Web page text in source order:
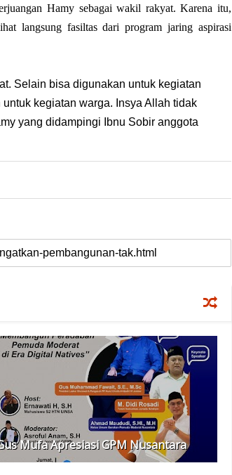
Hamy sebagai wakil rakyat. Karena itu,
langsung fasiltas dari program jaring aspirasi
Selain bisa digunakan untuk kegiatan
kegiatan warga. Insya Allah tidak
yang didampingi Ibnu Sobir anggota
Mufa Apresiasi GPM Nusantara